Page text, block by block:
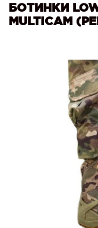
БОТИНКИ
MULTICAM